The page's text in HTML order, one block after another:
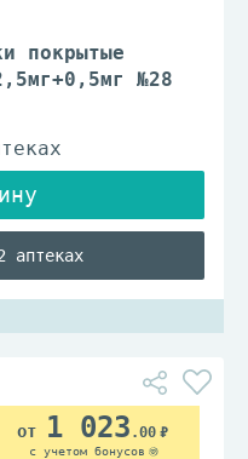
покрытые
№28
аптеках
1 023 .00
с учетом бонусов